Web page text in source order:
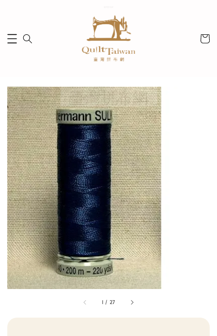
1 / 27